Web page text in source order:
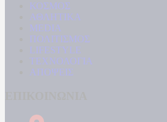
ΚΟΣΜΟΣ
ΑΘΛΗΤΙΚΑ
MEDIA
ΠΟΛΙΤΙΣΜΟΣ
LIFESTYLE
ΤΕΧΝΟΛΟΓΙΑ
ΑΠΟΨΕΙΣ